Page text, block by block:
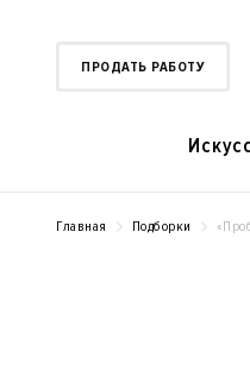
ПРОДАТЬ РАБОТУ
Главная Подборки